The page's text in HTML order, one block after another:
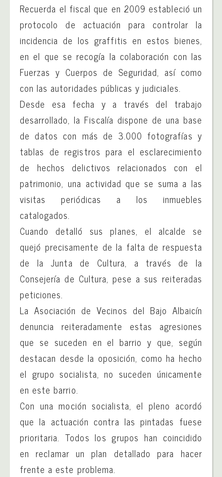
Recuerda el fiscal que en 2009 estableció un
protocolo de actuación para controlar la
incidencia de los graffitis en estos bienes,
en el que se recogía la colaboración con las
Fuerzas y Cuerpos de Seguridad, así como
con las autoridades públicas y judiciales.
Desde esa fecha y a través del trabajo
desarrollado, la Fiscalía dispone de una base
de datos con más de 3.000 fotografías y
tablas de registros para el esclarecimiento
de hechos delictivos relacionados con el
patrimonio, una actividad que se suma a las
visitas periódicas a los inmuebles
catalogados.
Cuando detalló sus planes, el alcalde se
quejó precisamente de la falta de respuesta
de la Junta de Cultura, a través de la
Consejería de Cultura, pese a sus reiteradas
peticiones.
La Asociación de Vecinos del Bajo Albaicín
denuncia reiteradamente estas agresiones
que se suceden en el barrio y que, según
destacan desde la oposición, como ha hecho
el grupo socialista, no suceden únicamente
en este barrio.
Con una moción socialista, el pleno acordó
que la actuación contra las pintadas fuese
prioritaria. Todos los grupos han coincidido
en reclamar un plan detallado para hacer
frente a este problema.